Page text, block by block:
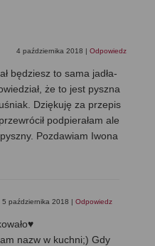
4 października 2018 | Odpowiedz
będziesz to sama jadła-
że to jest pyszna
Dziękuję za przepis
podpierałam ale
Pozdawiam Iwona
5 października 2018 | Odpowiedz
nazw w kuchni;) Gdy